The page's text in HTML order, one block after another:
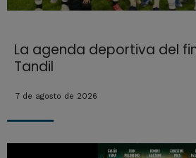
La agenda deportiva del
Tandil
7 de agosto de 2026